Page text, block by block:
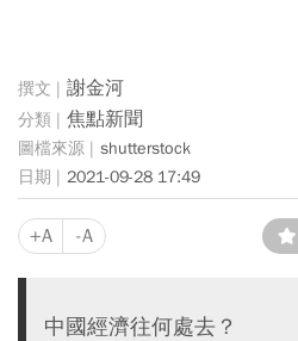
謝金河
焦點新聞
shutterstock
2021-09-28 17:49
+A -A
中國經濟往何處去？